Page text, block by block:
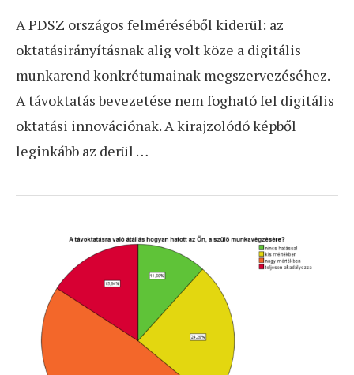
A PDSZ országos felméréséből kiderül: az
oktatásirányításnak alig volt köze a digitális
munkarend konkrétumainak megszervezéséhez.
A távoktatás bevezetése nem fogható fel digitális
oktatási innovációnak. A kirajzolódó képből
leginkább az derül …